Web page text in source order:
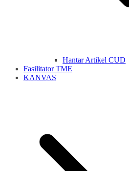
Hantar Artikel CUD
Fasilitator TME
KANVAS